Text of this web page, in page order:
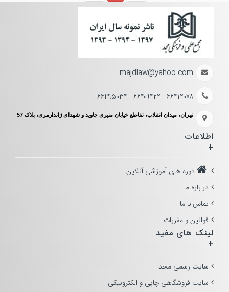
majdlaw@yahoo.com
۶۶۴۱۲۰۷۸ - ۶۶۴۰۹۴۲۲ - ۶۶۴۹۵۰۳۴
تهران، میدان انقلاب، تقاطع خیابان منیری جاوید و شهدای ژاندارمری، پلاک 57
اطلاعات
+
دوره های آموزشی آنلاین
در باره ما
تماس با ما
قوانین و مقررات
لینک های مفید
+
سایت رسمی مجد
سایت فروشگاهی چاپی و الکترونیکی